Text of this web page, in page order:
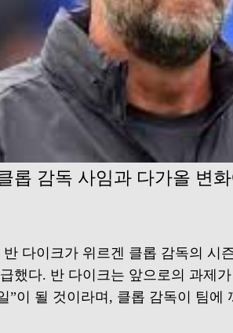
롭 감독 사임과 다가올 변
다이크가 위르겐 클롭 감독의 시
했다. 반 다이크는 앞으로의 과제
”이 될 것이라며, 클롭 감독이 팀에